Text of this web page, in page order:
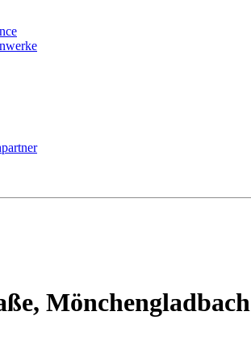
Mönchengladbach